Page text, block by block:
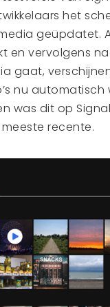
het
geüpdatet.
en vervolgens
gaat,
nu automatisch
was dit op
recente.